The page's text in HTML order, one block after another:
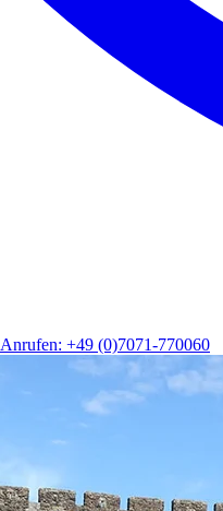
Anrufen: +49 (0)7071-770060